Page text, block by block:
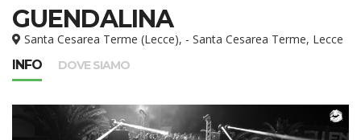
GUENDALINA
Santa Cesarea Terme (Lecce), - Santa Cesarea Terme, Lecce
INFO
DOVE SIAMO